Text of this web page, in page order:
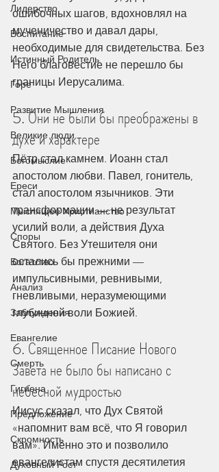
Лидерство
Воспитание
Истинный Родитель
Горе
Развитие Мышления
Великие люди
Богомыслие
Ереси
Мыслящее Христианство
Споры
Богатство
Анализ
Заблуждения
Евангелие
Смерть
Гигиена
Предложение
Скромность
Духовный Рост
ошибочных шагов, вдохновлял на
мученичество и давал дары,
необходимые для свидетельства. Без
Него благовестие не перешло бы
границы Иерусалима.
5. Они не были бы преображены в
духе и характере
Пётр стал камнем. Иоанн стал
апостолом любви. Павел, гонитель,
стал апостолом язычников. Эти
трансформации — не результат
усилий воли, а действия Духа
Святого. Без Утешителя они
остались бы прежними —
импульсивными, ревнивыми,
гневливыми, неразумеющими
глубинной воли Божией.
6. Священное Писание Нового
Завета не было бы написано с
небесной мудростью
Иисус сказал, что Дух Святой
«напомнит вам всё, что Я говорил
вам». Именно это и позволило
евангелистам спустя десятилетия